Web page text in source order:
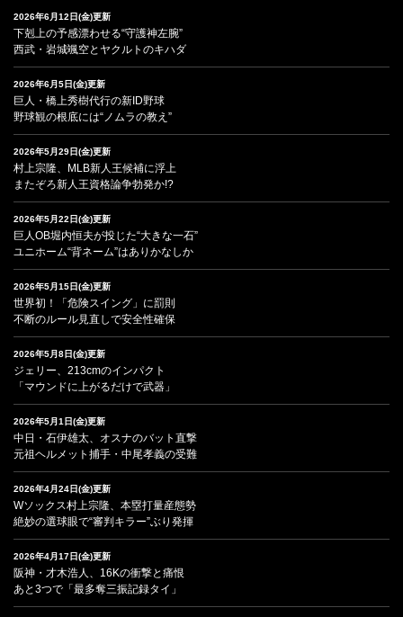
2026年6月12日(金)更新
下剋上の予感漂わせる“守護神左腕”
西武・岩城颯空とヤクルトのキハダ
2026年6月5日(金)更新
巨人・橋上秀樹代行の新ID野球
野球観の根底には“ノムラの教え”
2026年5月29日(金)更新
村上宗隆、MLB新人王候補に浮上
またぞろ新人王資格論争勃発か!?
2026年5月22日(金)更新
巨人OB堀内恒夫が投じた“大きな一石”
ユニホーム“背ネーム”はありかなしか
2026年5月15日(金)更新
世界初！「危険スイング」に罰則
不断のルール見直しで安全性確保
2026年5月8日(金)更新
ジェリー、213cmのインパクト
「マウンドに上がるだけで武器」
2026年5月1日(金)更新
中日・石伊雄太、オスナのバット直撃
元祖ヘルメット捕手・中尾孝義の受難
2026年4月24日(金)更新
Wソックス村上宗隆、本塁打量産態勢
絶妙の選球眼で“審判キラー”ぶり発揮
2026年4月17日(金)更新
阪神・才木浩人、16Kの衝撃と痛恨
あと3つで「最多奪三振記録タイ」